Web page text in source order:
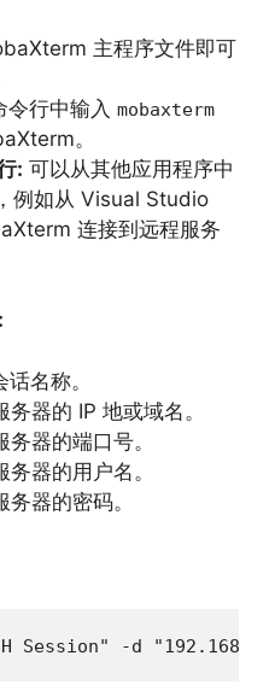
主程序文件即可
令行中输入 mobaxterm
。
: 可以从其他应用程序中
例如从 Visual Studio
连接到远程服务
名称。
器的 IP 地或域名。
器的端口号。
器的用户名。
器的密码。
Session" -d